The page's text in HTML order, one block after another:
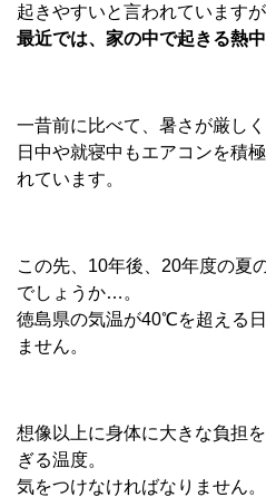
起きやすいと言われていますが
最近では、家の中で起きる熱
一昔前に比べて、暑さが厳しく
日中や就寝中もエアコンを積
れています。
この先、10年後、20年度の夏
でしょうか…。
徳島県の気温が40℃を超える
ません。
想像以上に身体に大きな負担
ぎる温度。
気をつけなければなりません。